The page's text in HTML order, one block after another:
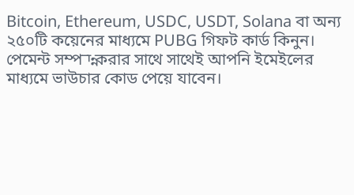
Bitcoin, Ethereum, USDC, USDT, Solana বা অন্য
২৫০টি কয়েনের মাধ্যমে PUBG গিফট কার্ড কিনুন।
পেমেন্ট সম্পন্ন করার সাথে সাথেই আপনি ইমেইলের
মাধ্যমে ভাউচার কোড পেয়ে যাবেন।